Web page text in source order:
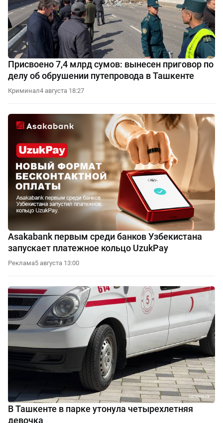
Присвоено 7,4 млрд сумов: вынесен приговор по
делу об обрушении путепровода в Ташкенте
Криминал4 августа 18:27
Asakabank первым среди банков Узбекистана
запускает платежное кольцо UzukPay
Реклама5 августа 13:00
В Ташкенте в парке утонула четырехлетняя
девочка